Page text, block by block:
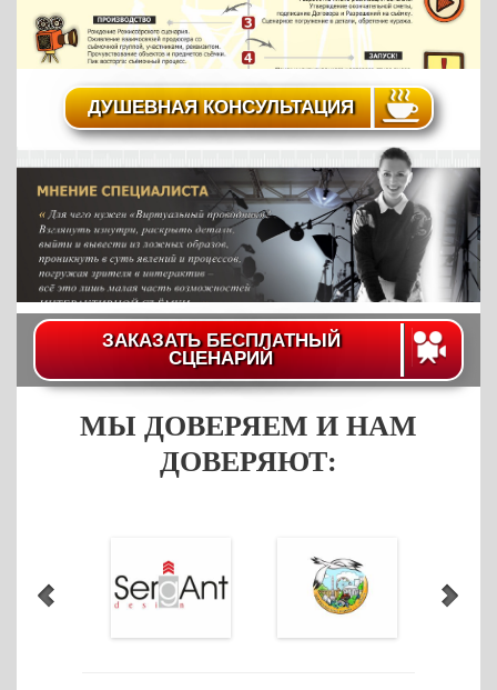
ДУШЕВНАЯ КОНСУЛЬТАЦИЯ
ЗАКАЗАТЬ БЕСПЛАТНЫЙ
СЦЕНАРИЙ
МЫ ДОВЕРЯЕМ И НАМ
ДОВЕРЯЮТ: